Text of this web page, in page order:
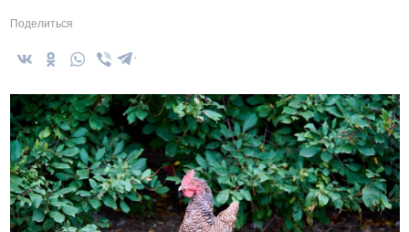
Поделиться